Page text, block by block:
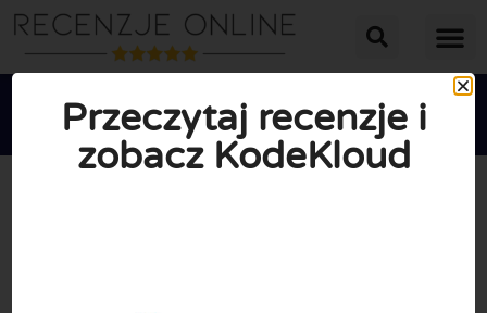
Przeczytaj recenzje i
zobacz KodeKloud